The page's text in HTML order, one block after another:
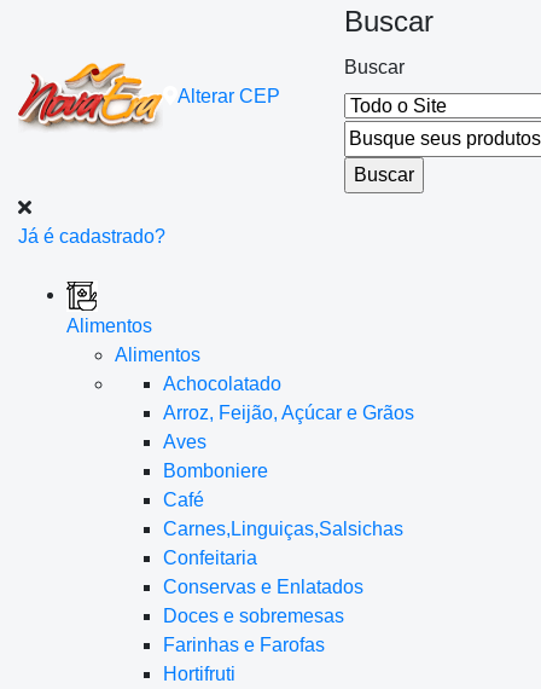
Alterar CEP
Buscar
Buscar
Já é cadastrado?
Alimentos
Alimentos
Achocolatado
Arroz, Feijão, Açúcar e Grãos
Aves
Bomboniere
Café
Carnes,Linguiças,Salsichas
Confeitaria
Conservas e Enlatados
Doces e sobremesas
Farinhas e Farofas
Hortifruti